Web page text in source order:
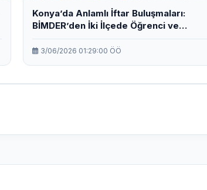
Konya’da Anlamlı İftar Buluşmaları:
BİMDER’den İki İlçede Öğrenci ve
3/06/2026 01:29:00 ÖÖ